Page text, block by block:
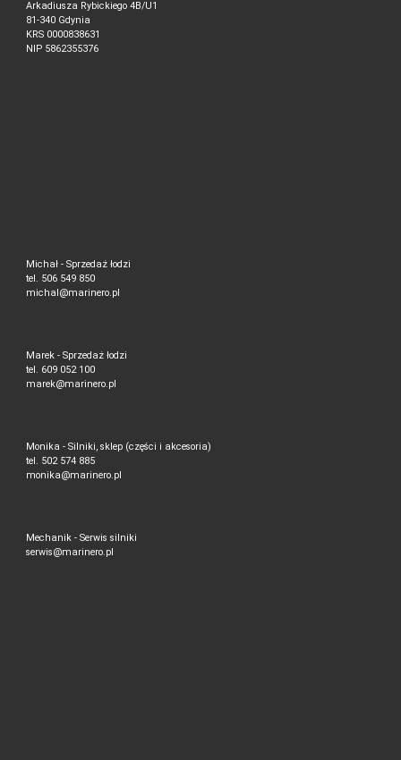
Arkadiusza Rybickiego 4B/U1
81-340 Gdynia
KRS 0000838631
NIP 5862355376
Michał - Sprzedaż łodzi
tel. 506 549 850
michal@marinero.pl
Marek - Sprzedaż łodzi
tel. 609 052 100
marek@marinero.pl
Monika - Silniki, sklep (części i akcesoria)
tel. 502 574 885
monika@marinero.pl
Mechanik - Serwis silniki
serwis@marinero.pl